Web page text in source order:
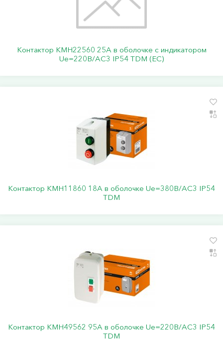
Контактор КМН22560 25А в оболочке с индикатором
Ue=220В/АС3 IP54 TDM (ЕС)
Контактор КМН11860 18А в оболочке Ue=380В/АС3 IP54
TDM
Контактор КМН49562 95А в оболочке Ue=220В/АC3 IP54
TDM